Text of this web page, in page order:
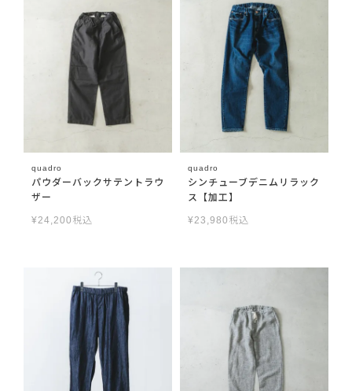
quadro
パウダーバックサテントラウ
ザー
¥24,200 税込
quadro
シンチューブデニムリラック
ス【加工】
¥23,980 税込